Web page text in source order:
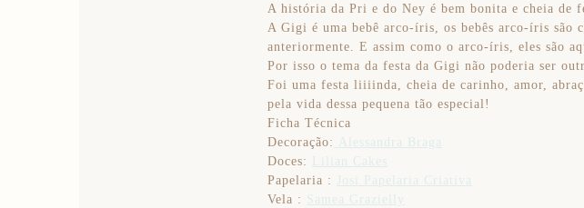
A história da Pri e do Ney é bem bonita e cheia de
A Gigi é uma bebê arco-íris, os bebês arco-íris são
anteriormente. E assim como o arco-íris, eles são
Por isso o tema da festa da Gigi não poderia ser
Foi uma festa liiiinda, cheia de carinho, amor,
pela vida dessa pequena tão especial!
Ficha Técnica
Decoração:
Alessandra Braga
Doces: Lilian Cakes
Papelaria :
Josi Papelaria Criativa
Vela : Samea Grazielly